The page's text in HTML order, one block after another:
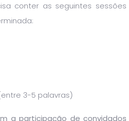
conter as seguintes sessões
3-5 palavras)
a participação de convidados